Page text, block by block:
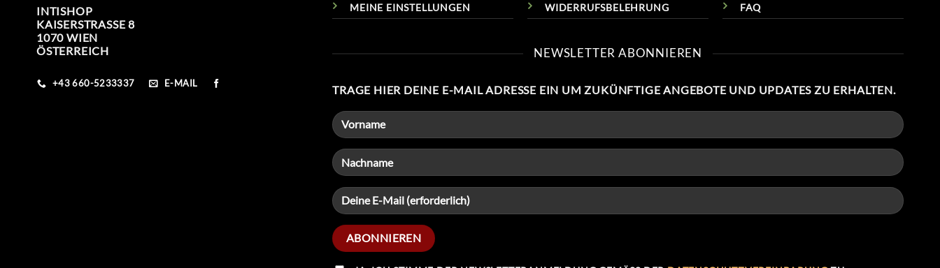
INTISHOP
KAISERSTRASSE 8
1070 WIEN
ÖSTERREICH
+43 660-5233337 E-MAIL
MEINE EINSTELLUNGEN
WIDERRUFSBELEHRUNG
FAQ
NEWSLETTER ABONNIEREN
TRAGE HIER DEINE E-MAIL ADRESSE EIN UM ZUKÜNFTIGE ANGEBOTE UND UPDATES ZU ERHALTEN.